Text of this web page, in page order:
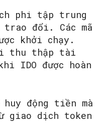
phi tập trung
đổi. Các mã
khởi chạy.
thu thập tài
IDO được hoàn
động tiền mà
giao dịch token